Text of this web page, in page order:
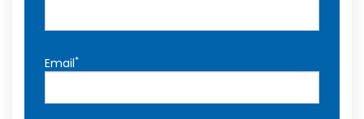
Email*